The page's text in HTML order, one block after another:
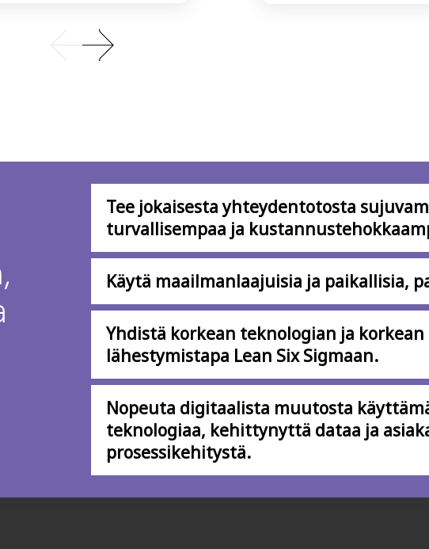
Tee jokaisesta yhteydentotosta
turvallisempaa ja
Käytä maailmanlaajuisia ja paikallisia,
Yhdistä korkean teknologian ja
lähestymistapa Lean Six Sigmaan.
Nopeuta digitaalista muutosta
teknologiaa, kehittynyttä dataa ja
prosessikehitystä.